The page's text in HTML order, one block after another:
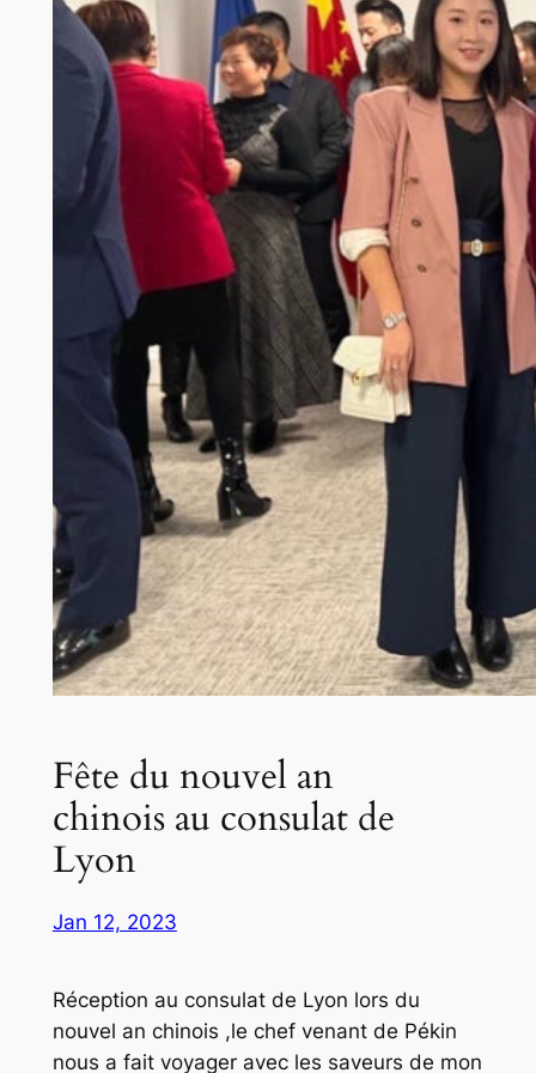
Fête du nouvel an
chinois au consulat de
Lyon
Jan 12, 2023
Réception au consulat de Lyon lors du
nouvel an chinois ,le chef venant de Pékin
nous a fait voyager avec les saveurs de mon